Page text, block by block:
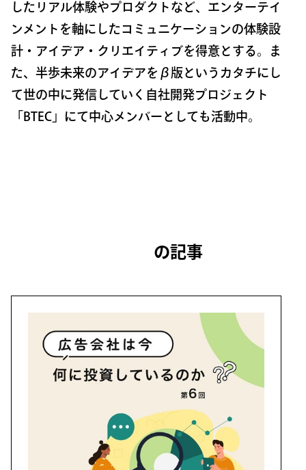
したリアル体験やプロダクトなど、エンターテイ
ンメントを軸にしたコミュニケーションの体験設
計・アイデア・クリエイティブを得意とする。ま
た、半歩未来のアイデアをβ版というカタチにし
て世の中に発信していく自社開発プロジェクト
「BTEC」にて中心メンバーとしても活動中。
の記事